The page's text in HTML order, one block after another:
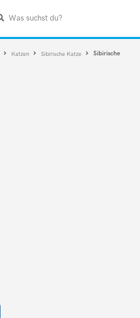
Was suchst du?
Katzen Sibirische Katze
Sibirische